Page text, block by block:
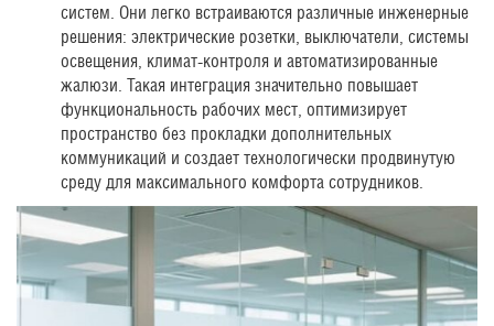
систем. Они легко встраиваются различные инженерные
решения: электрические розетки, выключатели, системы
освещения, климат-контроля и автоматизированные
жалюзи. Такая интеграция значительно повышает
функциональность рабочих мест, оптимизирует
пространство без прокладки дополнительных
коммуникаций и создает технологически продвинутую
среду для максимального комфорта сотрудников.